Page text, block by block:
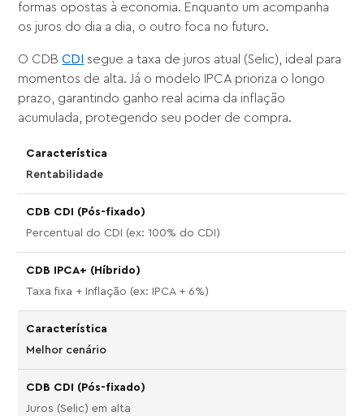
formas opostas à economia. Enquanto um acompanha
os juros do dia a dia, o outro foca no futuro.
O CDBCDI segue a taxa de juros atual (Selic), ideal para
momentos de alta. Já o modelo IPCA prioriza o longo
prazo, garantindo ganho real acima da inflação
acumulada, protegendo seu poder de compra.
Rentabilidade
Percentual do CDI (ex: 100% do CDI)
Taxa fixa + Inflação (ex: IPCA + 6%)
Melhor cenário
Juros (Selic) em alta